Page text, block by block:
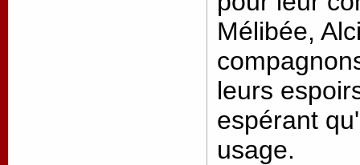
Mélibée,
leurs
espérant
usage.